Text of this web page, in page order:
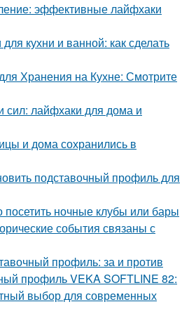
эффективные лайфхаки
кухни и ванной: как сделать
Хранения на Кухне: Смотрите
сил: лайфхаки для дома и
и дома сохранились в
подставочный профиль для
ночные клубы или бары
события связаны с
профиль: за и против
профиль VEKA SOFTLINE 82:
выбор для современных